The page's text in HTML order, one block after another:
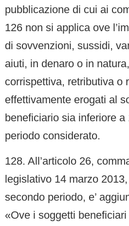
pubblicazione di cui ai
126 non si applica ove
di sovvenzioni, sussidi,
aiuti, in denaro o in
corrispettiva, retributiva o
effettivamente erogati al
beneficiario sia inferiore a
periodo considerato.
128. All’articolo 26,
legislativo 14 marzo
secondo periodo, e’
«Ove i soggetti